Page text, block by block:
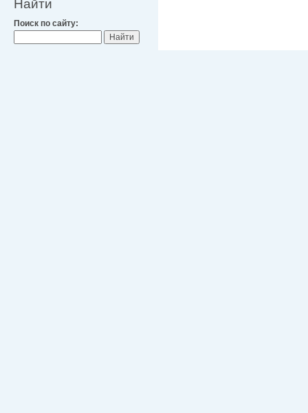
Найти
Поиск по сайту: